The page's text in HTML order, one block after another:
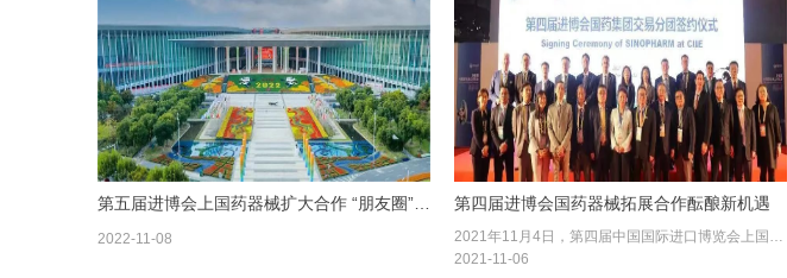
2022-11-08
第四届进博会国药器械拓展合作酝酿新机遇
2021年11月4日，第四届中国国际进口博览会上国药器械与美敦力、丹纳赫、雅培、赛默飞世尔等9家跨国知名医疗器械企业签署多项年度采购框架协议。
2021-11-06